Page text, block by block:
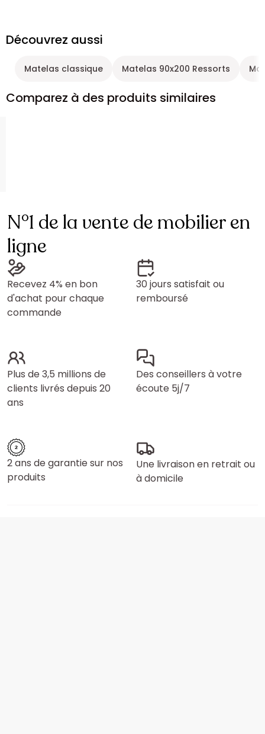
Découvrez aussi
Matelas classique Matelas 90x200 Ressorts
Comparez à des produits similaires
N°1 de la vente de mobilier en
ligne
Recevez 4% en bon
d'achat pour chaque
commande
30 jours satisfait ou
remboursé
Plus de 3,5 millions de
clients livrés depuis 20
ans
Des conseillers à votre
écoute 5j/7
2 ans de garantie sur nos
produits
Une livraison en retrait ou
à domicile